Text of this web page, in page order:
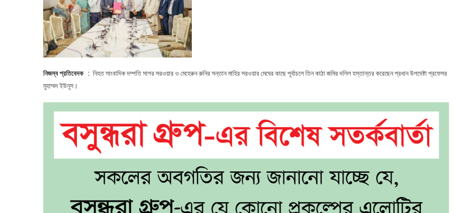
নিজস্ব প্রতিবেদক : নিহত সাংবাদিক দম্পতি সাগর সরওয়ার ও মেহেরুন রুনির সন্তান মাহির সরওয়ার মেঘের কাছে পূর্বাচলে তিন কাঠা জমির দলিল হস্তান্তর করেছেন প্রধান উপদেষ্টা প্রফেসর
মুহাম্মদ ইউনূস।